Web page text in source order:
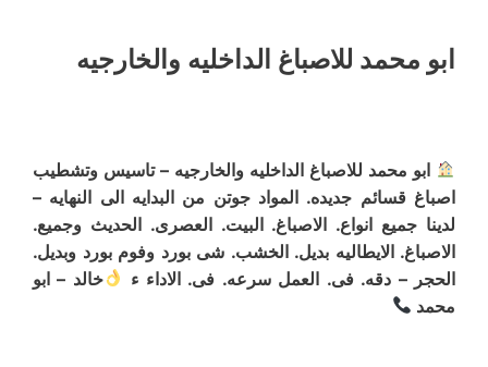
ابو محمد للاصباغ الداخليه والخارجيه
ابو محمد للاصباغ الداخليه والخارجيه – تاسيس وتشطيب
اصباغ قسائم جديده. المواد جوتن من البدايه الى النهايه –
لدينا جميع انواع. الاصباغ. البيت. العصرى. الحديث وجميع.
الاصباغ. الايطاليه بديل. الخشب. شى بورد وفوم بورد وبديل.
الحجر – دقه. فى. العمل سرعه. فى. الاداء ء
خالد – ابو
محمد